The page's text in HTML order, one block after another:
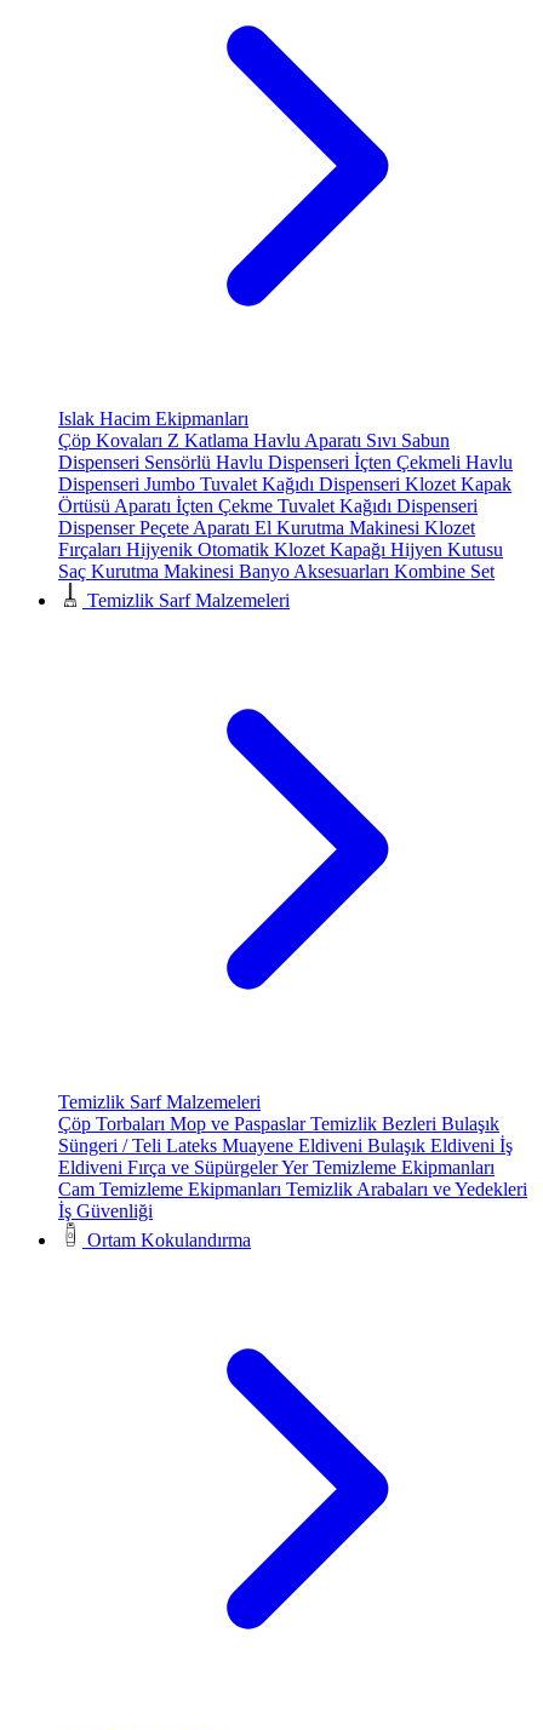
Islak Hacim Ekipmanları
Çöp Kovaları Z Katlama Havlu Aparatı Sıvı Sabun
Dispenseri Sensörlü Havlu Dispenseri İçten Çekmeli Havlu
Dispenseri Jumbo Tuvalet Kağıdı Dispenseri Klozet Kapak
Örtüsü Aparatı İçten Çekme Tuvalet Kağıdı Dispenseri
Dispenser Peçete Aparatı El Kurutma Makinesi Klozet
Fırçaları Hijyenik Otomatik Klozet Kapağı Hijyen Kutusu
Saç Kurutma Makinesi Banyo Aksesuarları Kombine Set
Temizlik Sarf Malzemeleri
Temizlik Sarf Malzemeleri
Çöp Torbaları Mop ve PaspaslarTemizlik Bezleri Bulaşık
Süngeri / Teli Lateks Muayene Eldiveni Bulaşık Eldiveni İş
Eldiveni Fırça ve SüpürgelerYer Temizleme Ekipmanları
Cam Temizleme Ekipmanları Temizlik Arabaları ve Yedekleri
İş Güvenliği
Ortam Kokulandırma